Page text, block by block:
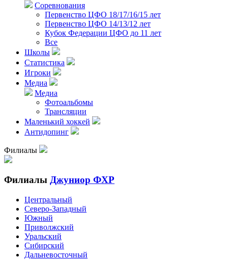
Соревнования
Первенство ЦФО 18/17/16/15 лет
Первенство ЦФО 14/13/12 лет
Кубок Федерации ЦФО до 11 лет
Все
Школы
Статистика
Игроки
Медиа
Медиа
Фотоальбомы
Трансляции
Маленький хоккей
Антидопинг
Филиалы
Филиалы Джуниор ФХР
Центральный
Северо-Западный
Южный
Приволжский
Уральский
Сибирский
Дальневосточный